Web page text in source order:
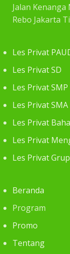
Jalan Kenanga
Rebo Jakarta
Les Privat
Les Privat SD
Les Privat SMP
Les Privat SMA
Les Privat
Les Privat
Les Privat Grup
Beranda
Program
Promo
Tentang